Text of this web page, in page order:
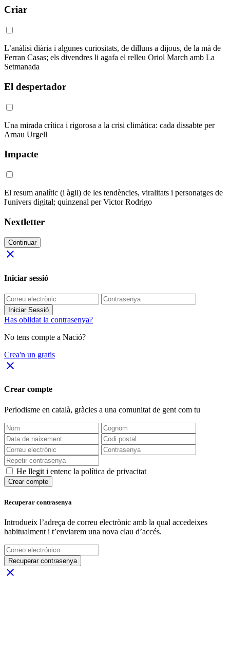
Criar
L’anàlisi diària i algunes curiositats, de dilluns a dijous, de la mà de
Ferran Casas; els divendres li agafa el relleu Oriol March amb La
Setmanada
El despertador
Una mirada crítica i rigorosa a la crisi climàtica: cada dissabte per
Arnau Urgell
Impacte
El resum analític (i àgil) de les tendències, viralitats i personatges de
l'univers digital; quinzenal per Victor Rodrigo
Nextletter
Continuar
close
Iniciar sessió
Iniciar Sessió
Has oblidat la contrasenya?
No tens compte a Nació?
Crea'n un gratis
close
Crear compte
Periodisme en català, gràcies a una comunitat de gent com tu
He llegit i entenc la política de privacitat
Crear compte
Recuperar contrasenya
Introdueix l’adreça de correu electrònic amb la qual accedeixes
habitualment i t’enviarem una nova clau d’accés.
Recuperar contrasenya
close